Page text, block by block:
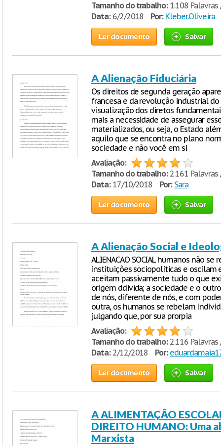
Tamanho do trabalho:1.108 Palavras
Data:6/2/2018 Por: Kleber.Oliveira
Ler documento Salvar
A Alienação Fiduciária
Os direitos de segunda geração
francesa e da revolução industrial
visualização dos diretos
mais a necessidade de assegurar
materializados, ou seja, o Estado
aquilo que se encontra no plano
sociedade e não você em si
Avaliação:
Tamanho do trabalho:2.161 Palavras
Data:17/10/2018 Por:Sara
Ler documento Salvar
A Alienação Social e
ALIENACAO SOCIAL humanos não
instituições sociopolíticas e oscilam
aceitam passivamente tudo o que
origem ddivida; a sociedade e o
de nós, diferente de nós, e com
outra, os humanos se rebelam
julgando que, por sua prorpia
Avaliação:
Tamanho do trabalho:2.116 Palavras
Data:2/12/2018 Por:
Ler documento Salvar
A ALIMENTAÇÃO
DIREITO HUMANO: Uma
Marxista